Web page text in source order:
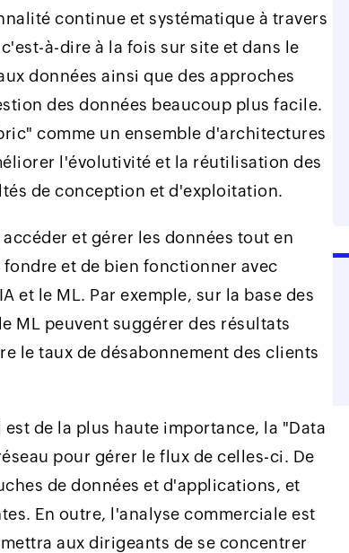
continue et systématique à travers
à-dire à la fois sur site et dans le
données ainsi que des approches
des données beaucoup plus facile.
comme un ensemble d'architectures
l'évolutivité et la réutilisation des
de conception et d'exploitation.
et gérer les données tout en
et de bien fonctionner avec
et le ML. Par exemple, sur la base des
ML peuvent suggérer des résultats
le taux de désabonnement des clients
de la plus haute importance, la "Data
pour gérer le flux de celles-ci. De
de données et d'applications, et
En outre, l'analyse commerciale est
aux dirigeants de se concentrer